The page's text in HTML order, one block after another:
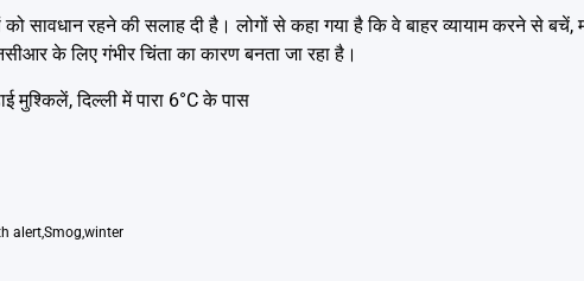
को सावधान रहने की सलाह दी है। लोगों से कहा गया है कि वे बाहर व्यायाम करने से
के लिए गंभीर चिंता का कारण बनता जा रहा है।
मुश्किलें, दिल्ली में पारा 6°C के पास
alertSmog winter